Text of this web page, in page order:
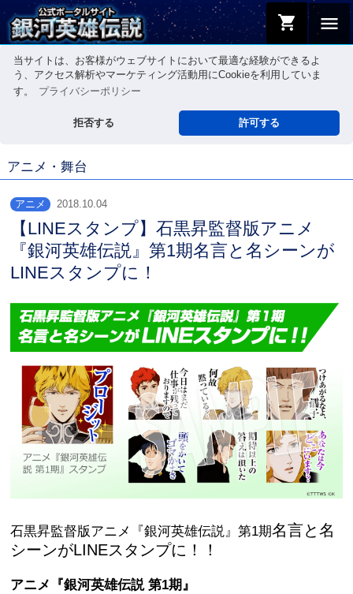
当サイトは、お客様がウェブサイトにおいて最適な経験ができるよ
う、アクセス解析やマーケティング活動用にCookieを利用していま
す。
プライバシーポリシー
拒否する 許可する
menu
shopping_cart
アニメ・舞台
アニメ 2018.10.04
【LINEスタンプ】石黒昇監督版アニメ
『銀河英雄伝説』第1期名言と名シーンが
LINEスタンプに！
石黒昇監督版アニメ『銀河英雄伝説』第1期名言と名
シーンがLINEスタンプに！！
アニメ『銀河英雄伝説 第1期』